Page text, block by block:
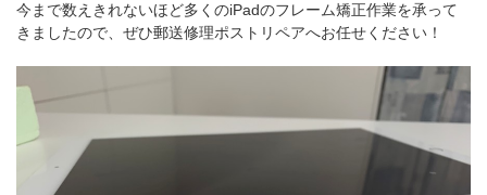
今まで数えきれないほど多くのiPadのフレーム矯正作業を承って
きましたので、ぜひ郵送修理ポストリペアへお任せください！